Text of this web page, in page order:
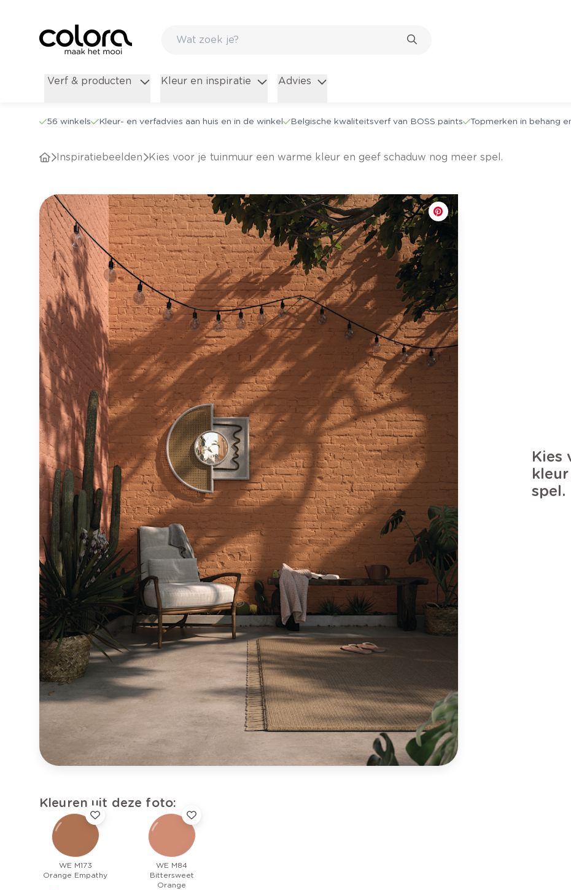
Verf & producten Kleur en inspiratie Advies
56 winkels Kleur- en verfadvies aan huis en in de winkel Belgische kwaliteitsverf van BOSS paints Topmerken in behang
Inspiratiebeelden Kies voor je tuinmuur een warme kleur en geef schaduw nog meer spel.
Kies
spel.
Kleuren uit deze foto:
WE M173
Orange Empathy
WE M84
Bittersweet
Orange